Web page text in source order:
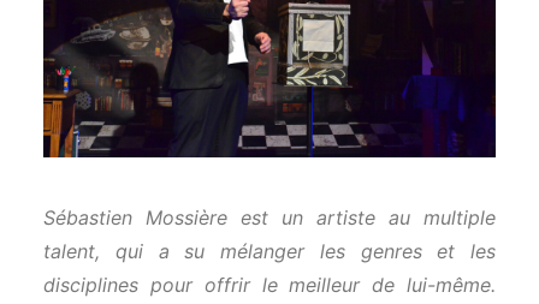
Sébastien Mossière est un artiste au multiple
talent, qui a su mélanger les genres et les
disciplines pour offrir le meilleur de lui-même.